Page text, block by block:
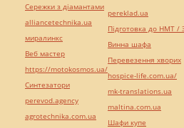
Сережки з діамантами
alliancetechnika.ua
миралинкс
Веб мастер
https://motokosmos.ua/
Синтезатори
perevod.agency
agrotechnika.com.ua
pereklad.ua
Підготовка до НМТ /
Винна шафа
Перевезення хворих
hospice-life.com.ua/
mk-translations.ua
maltina.com.ua
Шафи купе